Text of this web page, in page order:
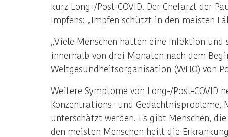
kurz Long-/Post-COVID. Der Chefarzt der
Impfens: „Impfen schützt in den meisten
„Viele Menschen hatten eine Infektion
innerhalb von drei Monaten nach dem
Weltgesundheitsorganisation (WHO) von
Weitere Symptome von Long-/Post-
Konzentrations- und Gedächtnisprobleme,
unterschätzt werden. Es gibt Menschen,
den meisten Menschen heilt die